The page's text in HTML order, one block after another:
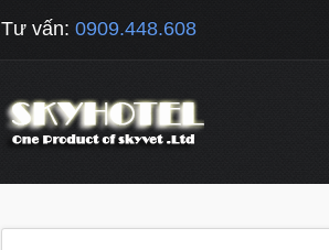
Tư vấn: 0909.448.608